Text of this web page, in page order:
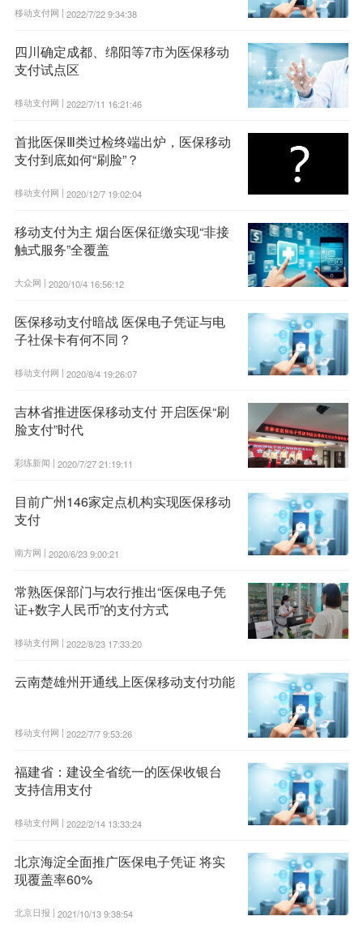
移动支付网 | 2022/7/22 9:34:38
四川确定成都、绵阳等7市为医保移动
支付试点区
移动支付网 | 2022/7/11 16:21:46
首批医保Ⅲ类过检终端出炉，医保移动
支付到底如何“刷脸”？
移动支付网 | 2020/12/7 19:02:04
移动支付为主 烟台医保征缴实现“非接
触式服务”全覆盖
大众网 | 2020/10/4 16:56:12
医保移动支付暗战 医保电子凭证与电
子社保卡有何不同？
移动支付网 | 2020/8/4 19:26:07
吉林省推进医保移动支付 开启医保“刷
脸支付”时代
彩练新闻 | 2020/7/27 21:19:11
目前广州146家定点机构实现医保移动
支付
南方网 | 2020/6/23 9:00:21
常熟医保部门与农行推出“医保电子凭
证+数字人民币”的支付方式
移动支付网 | 2022/8/23 17:33:20
云南楚雄州开通线上医保移动支付功能
移动支付网 | 2022/7/7 9:53:26
福建省：建设全省统一的医保收银台
支持信用支付
移动支付网 | 2022/2/14 13:33:24
北京海淀全面推广医保电子凭证 将实
现覆盖率60%
北京日报 | 2021/10/13 9:38:54